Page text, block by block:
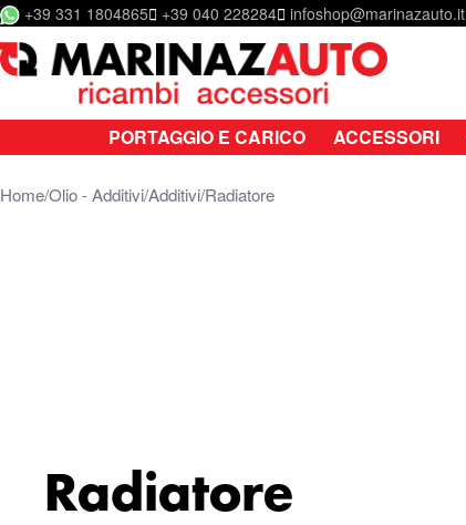
Salta al contenuto
+39 331 1804865 +39 040 228284 infoshop@marinazauto.it
PORTAGGIO E CARICO ACCESSORI
HomeOlio - AdditiviAdditivi Radiatore
Radiatore